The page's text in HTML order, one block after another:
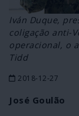
Iván Duque,
coligação anti-
operacional, o
Tidd
2018-12-27
José Goulão